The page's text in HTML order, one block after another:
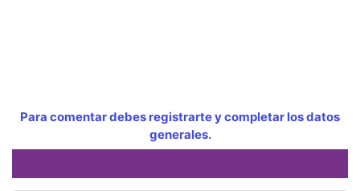
Para comentar debes registrarte y completar los datos
generales.